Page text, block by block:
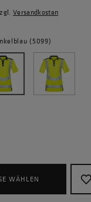
Versandkosten
(5099)
WÄHLEN